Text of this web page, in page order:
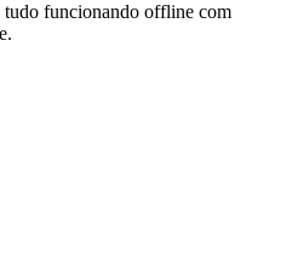
tudo funcionando offline com